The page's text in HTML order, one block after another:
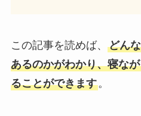
この記事を読めば、 どん
あるのかがわかり、寝な
ることができます。